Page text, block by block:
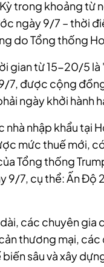
trong khoảng
ngày 9/7 – thời
do Tổng thống
gian từ 15-20/5
7, được cộng
ngày khởi hành
nhà nhập khẩu tại
mức thuế mới,
Tổng thống
9/7, cụ thể: Ấn Độ
dài, các chuyên
thương mại,
sâu và xây